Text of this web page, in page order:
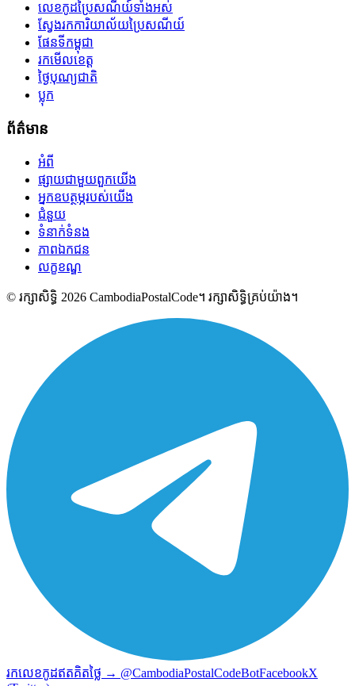
លេខកូដប្រៃសណីយ៍ទាំងអស់
ស្វែងរកការិយាល័យប្រៃសណីយ៍
ផែនទីកម្ពុជា
រកមើលខេត្ត
ថ្ងៃបុណ្យជាតិ
ប្លុក
ព័ត៌មាន
អំពី
ផ្សាយជាមួយពួកយើង
អ្នកឧបត្ថម្ភរបស់យើង
ជំនួយ
ទំនាក់ទំនង
ភាពឯកជន
លក្ខខណ្ឌ
© រក្សាសិទ្ធិ 2026 CambodiaPostalCode។ រក្សាសិទ្ធិគ្រប់យ៉ាង។
រកលេខកូដឥតគិតថ្លៃ → @CambodiaPostalCodeBotFacebookX